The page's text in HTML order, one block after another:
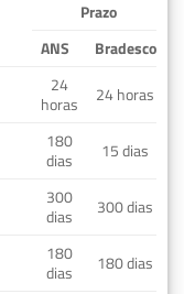
Prazo
ANS
Bradesco
24
horas
24 horas
180
dias
15 dias
300
dias
300 dias
180
dias
180 dias